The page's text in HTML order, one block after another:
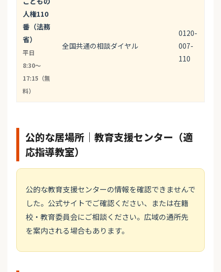
人権110
番（法務
省）
平日
8:30〜
17:15（無
料）
全国共通の相談ダイヤル
0120-
007-
110
公的な居場所｜教育支援センター（適
応指導教室）
公的な教育支援センターの情報を確認できませんで
した。公式サイトでご確認ください、または在籍
校・教育委員会にご相談ください。広域の通所先
を案内される場合もあります。